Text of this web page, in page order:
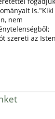
is."Kiki
nem
szereti az